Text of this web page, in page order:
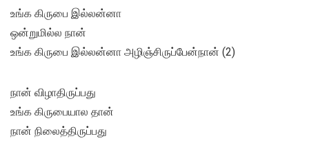
உங்க கிருபை இல்லன்னா
ஒன்றுமில்ல நான்
உங்க கிருபை இல்லன்னா அழிஞ்சிருப்பேன்நான் (2)
நான் விழாதிருப்பது
உங்க கிருபையால தான்
நான் நிலைத்திருப்பது